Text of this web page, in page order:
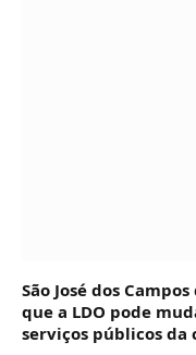
São José dos
que a LDO pode
serviços públicos da